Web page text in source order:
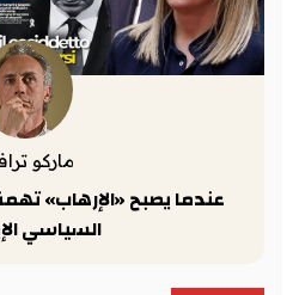
ماركو
عندما يصبح «الإرهاب»
السياسي